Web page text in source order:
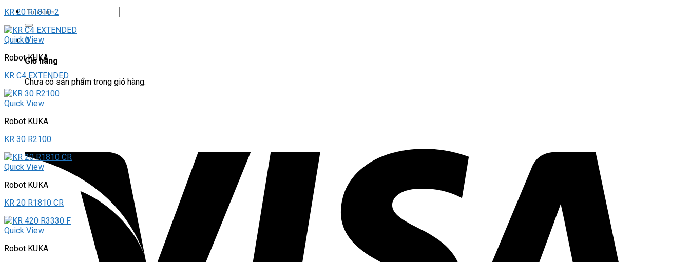
Tìm
kiếm:
0
Giỏ hàng
Chưa có sản phẩm trong giỏ hàng.
KR 20 R1810-2
Quick View
Robot KUKA
KR C4 EXTENDED
Quick View
Robot KUKA
KR 30 R2100
Quick View
Robot KUKA
KR 20 R1810 CR
Quick View
Robot KUKA